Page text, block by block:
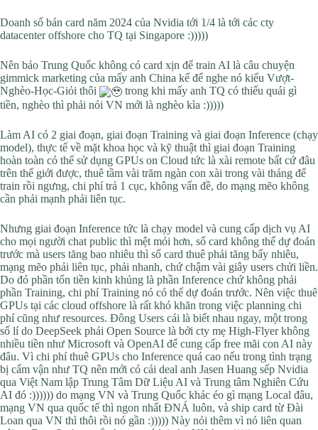
Doanh số bán card năm 2024 của Nvidia tới 1/4 là tới các cty
datacenter offshore cho TQ tại Singapore :)))))
Nên bảo Trung Quốc không có card xịn để train AI là câu chuyện
gimmick marketing của mấy anh China kể để nghe nó kiểu Vượt-
Nghèo-Học-Giỏi thôi
trong khi mấy anh TQ có thiếu quái gì
tiền, nghèo thì phải nói VN mới là nghèo kìa :)))))
Làm AI có 2 giai đoạn, giai đoạn Training và giai đoạn Inference (chạy
model), thực tế về mặt khoa học và kỹ thuật thì giai đoạn Training
hoàn toàn có thể sử dụng GPUs on Cloud tức là xài remote bất cứ đâu
trên thế giới được, thuê tầm vài trăm ngàn con xài trong vài tháng để
train rồi ngưng, chi phí trả 1 cục, không vấn đề, do mạng mẽo không
cần phải mạnh phải liên tục.
Nhưng giai đoạn Inference tức là chạy model và cung cấp dịch vụ AI
cho mọi người chat public thì mệt mỏi hơn, số card không thể dự đoán
trước mà users tăng bao nhiêu thì số card thuê phải tăng bấy nhiêu,
mạng mẽo phải liên tục, phải nhanh, chứ chậm vài giây users chửi liền.
Do đó phần tốn tiền kinh khủng là phần Inference chứ không phải
phần Training, chi phí Training nó có thể dự đoán trước. Nên việc thuê
GPUs tại các cloud offshore là rất khó khăn trong việc planning chi
phí cũng như resources. Đông Users cái là biết nhau ngay, một trong
số lí do DeepSeek phải Open Source là bởi cty mẹ High-Flyer không
nhiều tiền như Microsoft và OpenAI để cung cấp free mãi con AI này
đâu. Vì chi phí thuê GPUs cho Inference quá cao nếu trong tình trạng
bị cấm vận như TQ nên mới có cái deal anh Jasen Huang sếp Nvidia
qua Việt Nam lập Trung Tâm Dữ Liệu AI và Trung tâm Nghiên Cứu
AI đó :)))))) do mạng VN và Trung Quốc khác éo gì mạng Local đâu,
mạng VN qua quốc tế thì ngon nhất ĐNÁ luôn, và ship card từ Đài
Loan qua VN thì thôi rồi nó gần :))))) Này nói thêm vì nó liên quan